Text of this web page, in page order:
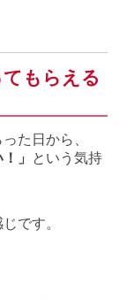
もらえる
た日から、
」 という気持
です。